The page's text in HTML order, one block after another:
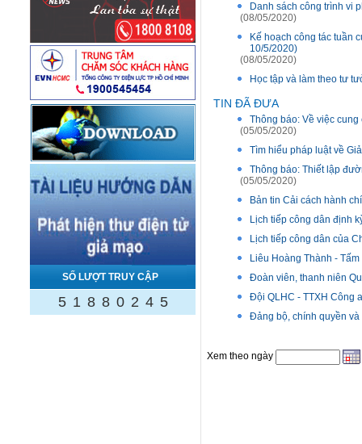
SỐ LƯỢT TRUY CẬP
5 1 8 8 0 2 4 5
Danh sách công trình vi
(08/05/2020)
Kế hoạch công tác tuần
10/5/2020)
(08/05/2020)
Học tập và làm theo tư
TIN ĐÃ ĐƯA
Thông báo: Về việc
(05/05/2020)
Tìm hiểu pháp luật về
Thông báo: Thiết lập
(05/05/2020)
Bản tin Cải cách hành
Lịch tiếp công dân định
Lịch tiếp công dân của
Liêu Hoàng Thành -
Đoàn viên, thanh niên
Đội QLHC - TTXH Công
Đảng bộ, chính quyền
Xem theo ngày